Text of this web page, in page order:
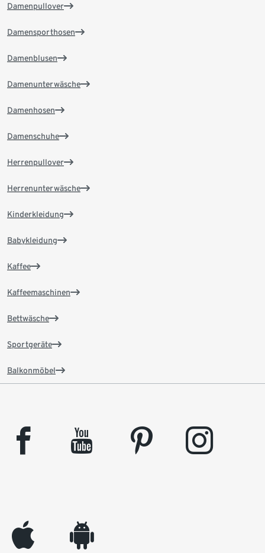
Damenpullover
Damensporthosen
Damenblusen
Damenunterwäsche
Damenhosen
Damenschuhe
Herrenpullover
Herrenunterwäsche
Kinderkleidung
Babykleidung
Kaffee
Kaffeemaschinen
Bettwäsche
Sportgeräte
Balkonmöbel
facebook youtube pinterest instagram
appleinc android